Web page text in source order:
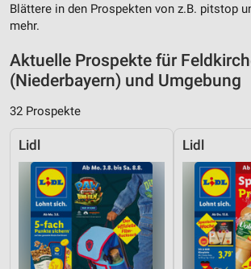
Blättere in den Prospekten von z.B. pitstop
mehr.
Aktuelle Prospekte für
(Niederbayern) und Umgebung
32 Prospekte
Lidl Lidl